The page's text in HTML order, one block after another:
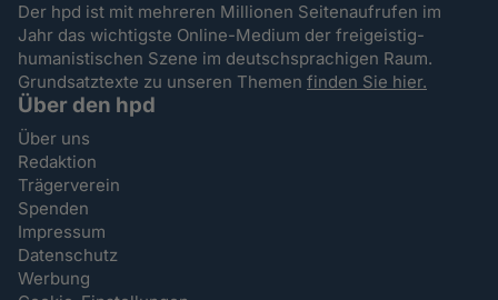
Der hpd ist mit mehreren Millionen Seitenaufrufen im
Jahr das wichtigste Online-Medium der freigeistig-
humanistischen Szene im deutschsprachigen Raum.
Grundsatztexte zu unseren Themenfinden Sie hier.
Über den hpd
Über uns
Redaktion
Trägerverein
Spenden
Impressum
Datenschutz
Werbung